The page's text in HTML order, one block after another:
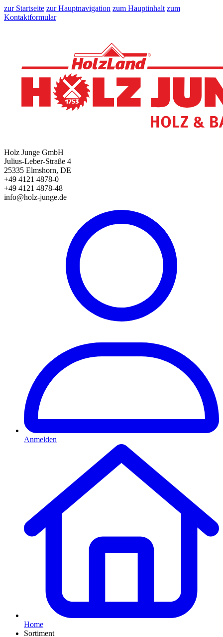
zur Startseite zur Hauptnavigation zum Hauptinhalt zum
Kontaktformular
Holz Junge GmbH
Julius-Leber-Straße 4
25335 Elmshorn, DE
+49 4121 4878-0
+49 4121 4878-48
info@holz-junge.de
Anmelden
Home
Sortiment